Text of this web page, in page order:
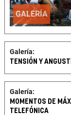
GALERÍA
Galería:
TENSIÓN Y
Galería:
MOMENTOS DE
TELEFÓNICA